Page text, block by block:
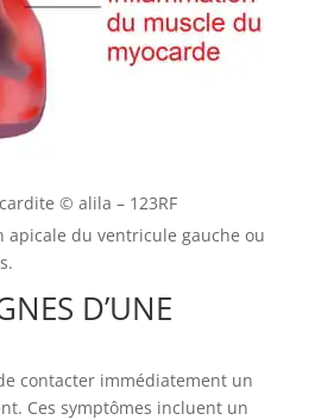
© alila – 123RF
du ventricule gauche ou
D’UNE
contacter immédiatement un
Ces symptômes incluent un